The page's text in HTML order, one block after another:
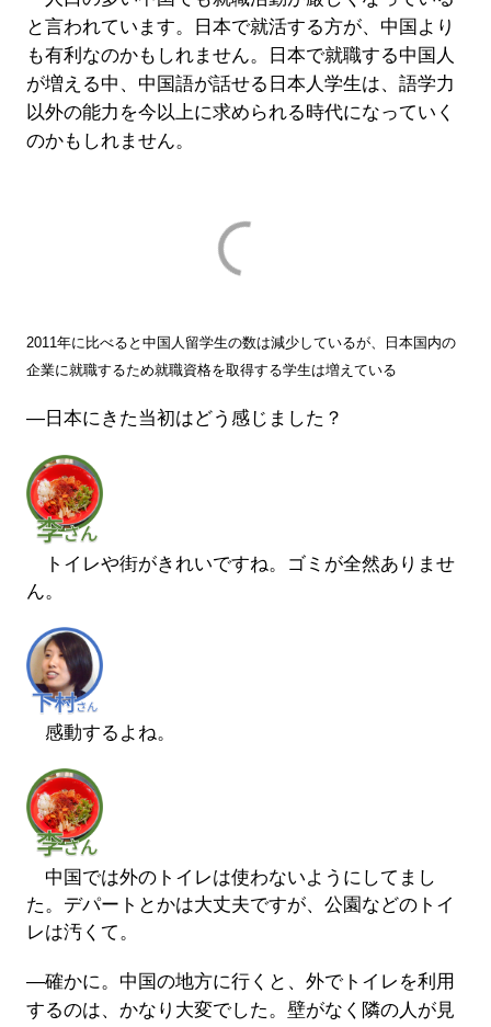
と言われています。日本で就活する方が、中国より
も有利なのかもしれません。日本で就職する中国人
が増える中、中国語が話せる日本人学生は、語学力
以外の能力を今以上に求められる時代になっていく
のかもしれません。
2011年に比べると中国人留学生の数は減少しているが、日本国内の
企業に就職するため就職資格を取得する学生は増えている
―日本にきた当初はどう感じました？
トイレや街がきれいですね。ゴミが全然ありませ
ん。
感動するよね。
中国では外のトイレは使わないようにしてまし
た。デパートとかは大丈夫ですが、公園などのトイ
レは汚くて。
―確かに。中国の地方に行くと、外でトイレを利用
するのは、かなり大変でした。壁がなく隣の人が見